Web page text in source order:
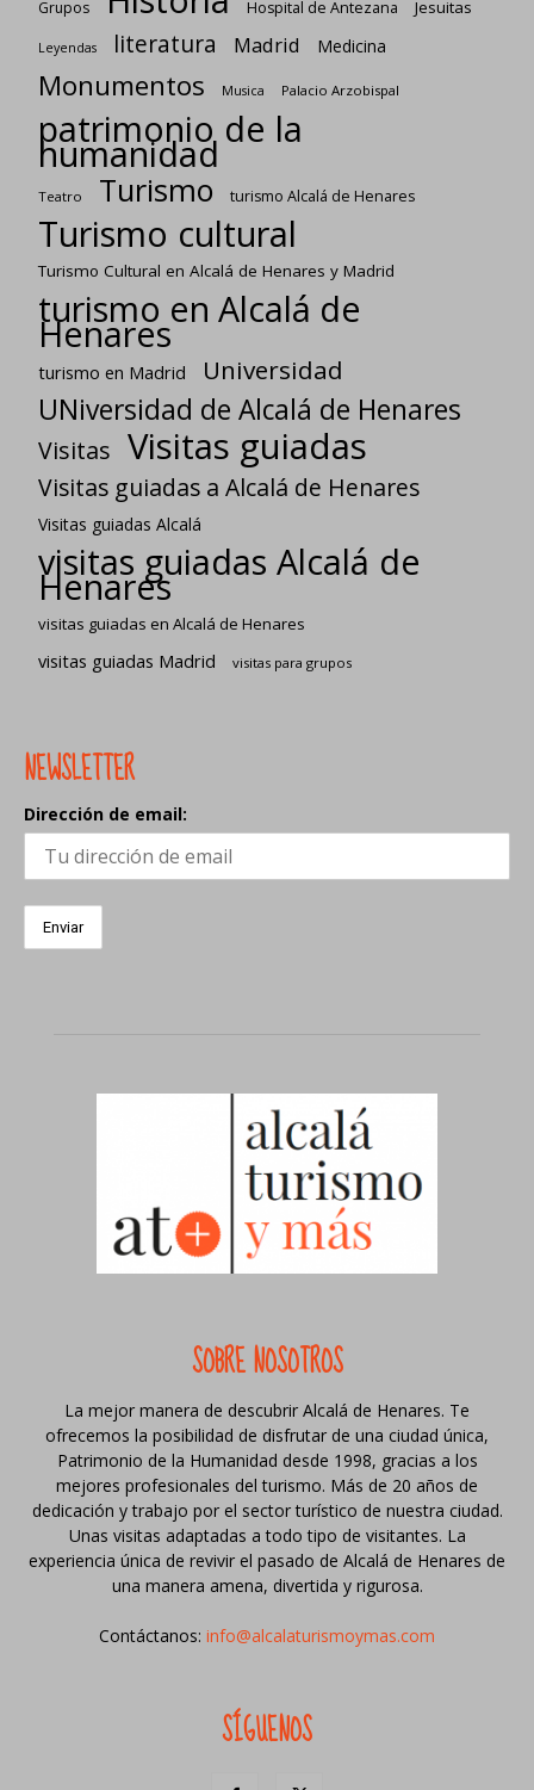
Grupos Hospital de Antezana Jesuitas
Leyendas literatura Madrid Medicina
Monumentos Musica Palacio Arzobispal
patrimonio de la
humanidad
Teatro Turismo turismo Alcalá de Henares
Turismo cultural
Turismo Cultural en Alcalá de Henares y Madrid
turismo en Alcalá de
Henares
turismo en Madrid Universidad
UNiversidad de Alcalá de Henares
Visitas Visitas guiadas
Visitas guiadas a Alcalá de Henares
Visitas guiadas Alcalá
visitas guiadas Alcalá de
Henares
visitas guiadas en Alcalá de Henares
visitas guiadas Madrid visitas para grupos
NEWSLETTER
Dirección de email:
SOBRE NOSOTROS
La mejor manera de descubrir Alcalá de Henares. Te
ofrecemos la posibilidad de disfrutar de una ciudad única,
Patrimonio de la Humanidad desde 1998, gracias a los
mejores profesionales del turismo. Más de 20 años de
dedicación y trabajo por el sector turístico de nuestra ciudad.
Unas visitas adaptadas a todo tipo de visitantes. La
experiencia única de revivir el pasado de Alcalá de Henares de
una manera amena, divertida y rigurosa.
Contáctanos: info@alcalaturismoymas.com
SÍGUENOS